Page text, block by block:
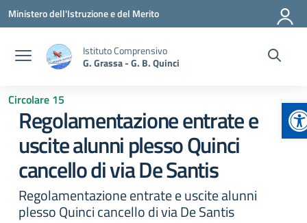
Vai ai contenuti
Vai al menu di navigazione
Vai al footer
Ministero dell'Istruzione e del Merito
Istituto Comprensivo
G. Grassa - G. B. Quinci
Circolare 15
Regolamentazione entrate e
uscite alunni plesso Quinci
cancello di via De Santis
Regolamentazione entrate e uscite alunni
plesso Quinci cancello di via De Santis